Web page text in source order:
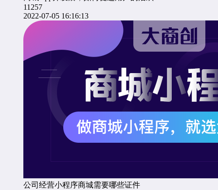
11257
2022-07-05 16:16:13
公司经营小程序商城需要哪些证件